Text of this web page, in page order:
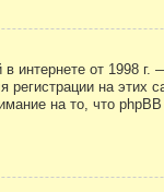
интернете от
на
на то, что